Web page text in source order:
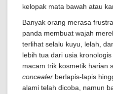
kelopak mata bawah atau
Banyak orang merasa
panda membuat wajah
terlihat selalu kuyu, lelah,
lebih tua dari usia
macam trik kosmetik harian
concealer berlapis-lapis
alami telah dicoba, namun